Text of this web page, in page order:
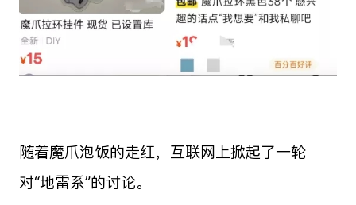
随着魔爪泡饭的走红，互联网上掀起了一轮
对“地雷系”的讨论。